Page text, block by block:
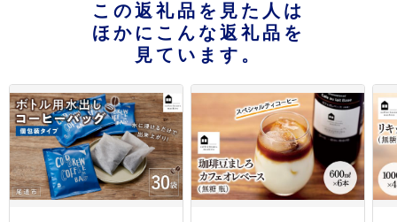
この返礼品を見た人は
ほかにこんな返礼品を
見ています。